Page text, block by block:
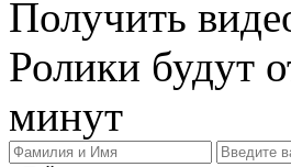
Получить
Ролики будут
минут